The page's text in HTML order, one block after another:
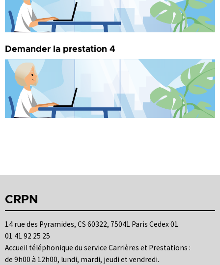
Demander la prestation 4
Sous réserve de remplir les conditions et d’en faire la
demande, la prestation 4 est versée aux affiliés dont
CRPN
14 rue des Pyramides, CS 60322, 75041 Paris Cedex 01
01 41 92 25 25
Accueil téléphonique du service Carrières et Prestations :
de 9h00 à 12h00, lundi, mardi, jeudi et vendredi.